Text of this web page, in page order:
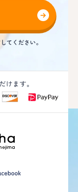
てください。
けます。